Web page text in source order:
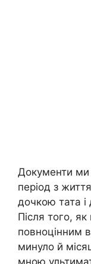
Документи
період з
дочкою тата
Після того,
повноцінним
минуло й
мною